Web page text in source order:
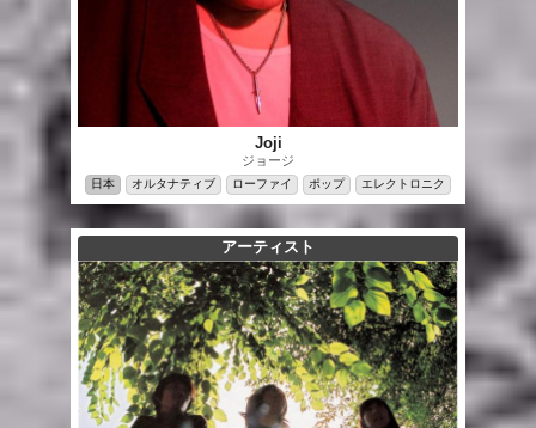
Joji
ジョージ
日本 オルタナティブ ローファイ ポップ エレクトロニク
アーティスト